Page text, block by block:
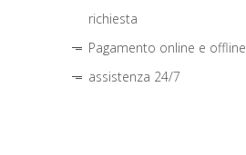
richiesta
Pagamento online e offline
assistenza 24/7